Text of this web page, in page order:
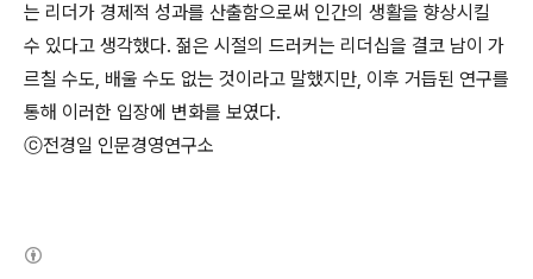
는 리더가 경제적 성과를 산출함으로써 인간의 생활을 향상시킬
수 있다고 생각했다. 젊은 시절의 드러커는 리더십을 결코 남이 가
르칠 수도, 배울 수도 없는 것이라고 말했지만, 이후 거듭된 연구를
통해 이러한 입장에 변화를 보였다.
ⓒ전경일 인문경영연구소